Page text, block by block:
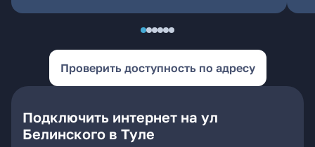
Проверить доступность по адресу
Подключить интернет на ул
Белинского в Туле